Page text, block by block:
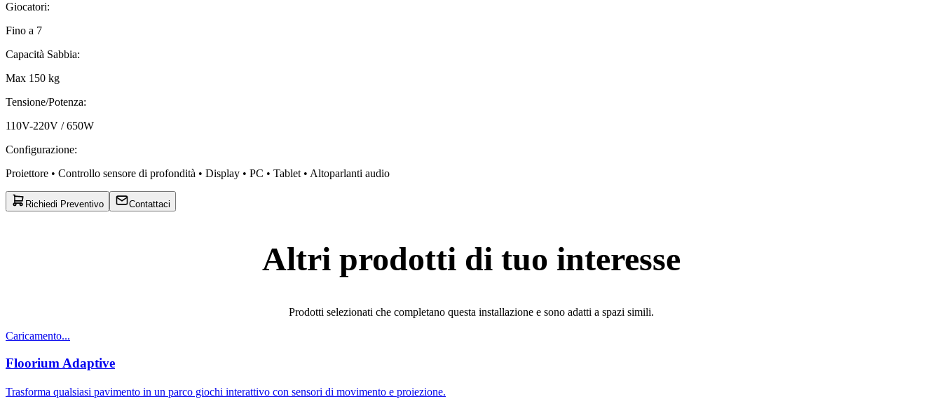
Giocatori:
Fino a 7
Capacità Sabbia:
Max 150 kg
Tensione/Potenza:
110V-220V / 650W
Configurazione:
Proiettore • Controllo sensore di profondità • Display • PC • Tablet • Altoparlanti audio
Richiedi Preventivo Contattaci
Altri prodotti di tuo interesse
Prodotti selezionati che completano questa installazione e sono adatti a spazi simili.
Caricamento...
Floorium Adaptive
Trasforma qualsiasi pavimento in un parco giochi interattivo con sensori di movimento e proiezione.